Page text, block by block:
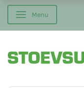
Skifte navigation
Menu